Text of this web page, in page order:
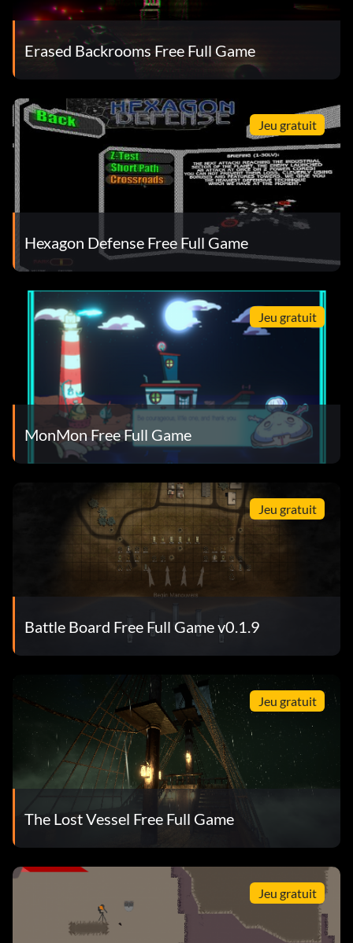
Erased Backrooms Free Full Game
Jeu gratuit
Hexagon Defense Free Full Game
Jeu gratuit
MonMon Free Full Game
Jeu gratuit
Battle Board Free Full Game v0.1.9
Jeu gratuit
The Lost Vessel Free Full Game
Jeu gratuit